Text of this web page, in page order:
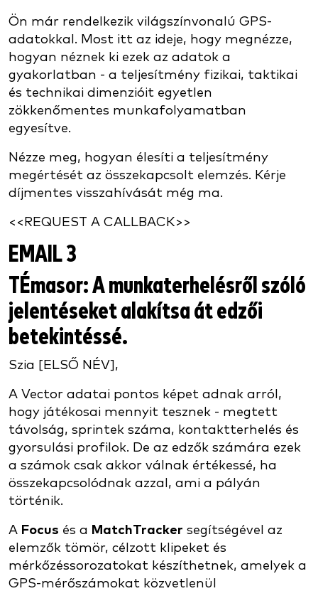
Ön már rendelkezik világszínvonalú GPS-
adatokkal. Most itt az ideje, hogy megnézze,
hogyan néznek ki ezek az adatok a
gyakorlatban - a teljesítmény fizikai, taktikai
és technikai dimenzióit egyetlen
zökkenőmentes munkafolyamatban
egyesítve.
Nézze meg, hogyan élesíti a teljesítmény
megértését az összekapcsolt elemzés. Kérje
díjmentes visszahívását még ma.
<<REQUEST A CALLBACK>>
EMAIL 3
TÉmasor: A munkaterhelésről szóló
jelentéseket alakítsa át edzői
betekintéssé.
Szia [ELSŐ NÉV],
A Vector adatai pontos képet adnak arról,
hogy játékosai mennyit tesznek - megtett
távolság, sprintek száma, kontaktterhelés és
gyorsulási profilok. De az edzők számára ezek
a számok csak akkor válnak értékessé, ha
összekapcsolódnak azzal, ami a pályán
történik.
A Focus és a MatchTracker segítségével az
elemzők tömör, célzott klipeket és
mérkőzéssorozatokat készíthetnek, amelyek a
GPS-mérőszámokat közvetlenül